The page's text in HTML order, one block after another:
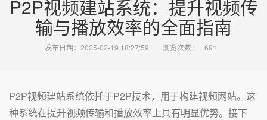
P2P视频建站系统：提升视频传
输与播放效率的全面指南
发布日期：2025-02-19 18:27:59 浏览次数： 691
P2P视频建站系统依托于P2P技术，用于构建视频网站。这
种系统在提升视频传输和播放效率上具有明显优势。接下